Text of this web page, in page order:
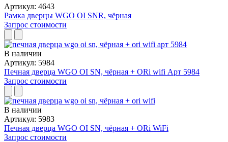
Артикул: 4643
Рамка дверцы WGO OI SNR, чёрная
Запрос стоимости
В наличии
Артикул: 5984
Печная дверца WGO OI SN, чёрная + ORi wifi Арт 5984
Запрос стоимости
В наличии
Артикул: 5983
Печная дверца WGO OI SN, чёрная + ORi WiFi
Запрос стоимости